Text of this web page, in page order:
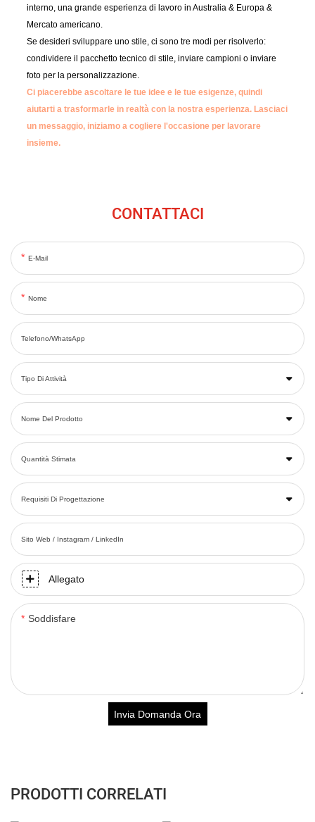
interno, una grande esperienza di lavoro in Australia & Europa &
Mercato americano.
Se desideri sviluppare uno stile, ci sono tre modi per risolverlo:
condividere il pacchetto tecnico di stile, inviare campioni o inviare
foto per la personalizzazione.
Ci piacerebbe ascoltare le tue idee e le tue esigenze, quindi
aiutarti a trasformarle in realtà con la nostra esperienza.Lasciaci
un messaggio, iniziamo a cogliere l'occasione per lavorare
insieme.
CONTATTACI
E-Mail
Nome
Telefono/WhatsApp
Tipo Di Attività
Nome Del Prodotto
Quantità Stimata
Requisiti Di Progettazione
Sito Web / Instagram / LinkedIn
Allegato
Soddisfare
Invia Domanda Ora
PRODOTTI CORRELATI